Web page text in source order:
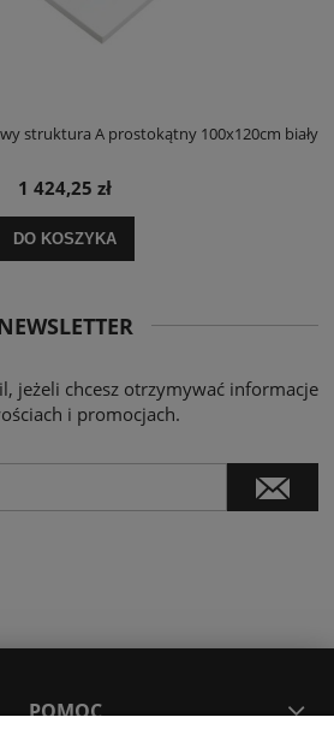
struktura A prostokątny 100x120cm biały
1 424,25 zł
DO KOSZYKA
jeżeli chcesz otrzymywać informacje
i promocjach.
POMOC